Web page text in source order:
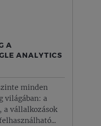
A
ANALYTICS
minden
világában: a
a vállalkozások